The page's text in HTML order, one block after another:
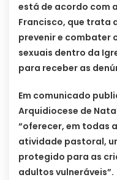
está de acordo com
Francisco, que trata
prevenir e combater
sexuais dentro da
para receber as
Em comunicado
Arquidiocese de
“oferecer, em todas
atividade pastoral,
protegido para as
adultos vulneráveis”.